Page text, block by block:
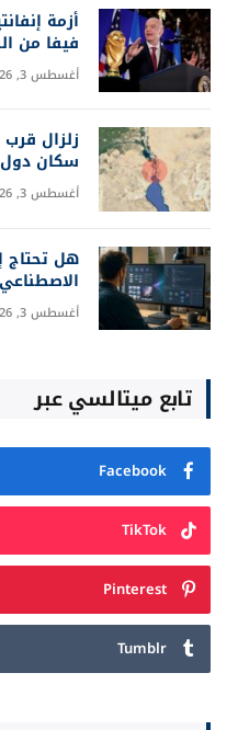
نماذج الصين تضيق
الذكاء الاصطناعي
يوليو 20, 2026
أفضل كروت الشاشة
محليًا 2026
يوليو 20, 2026
Subscribe